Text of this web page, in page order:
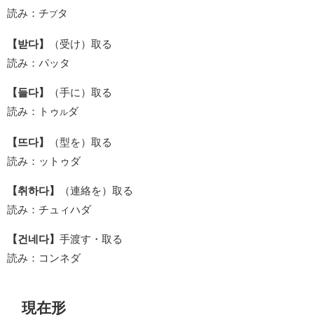
読み：チプタ
【받다】
（受け）取る
読み：パッタ
【들다】
（手に）取る
読み：トゥ ルダ
【뜨다】
（型を）取る
読み：ットゥダ
【취하다】
（連絡を）取る
読み：チュィハダ
【건네다】 手渡す・取る
読み：コンネダ
現在形